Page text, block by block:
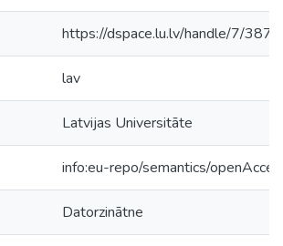
https://dspace.lu.lv/handle/7/
lav
Latvijas Universitāte
info:eu-repo/semantics/
Datorzinātne